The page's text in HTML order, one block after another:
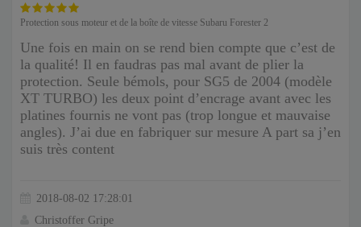
Protection sous moteur et de la boîte de vitesse Subaru Forester 2
Une fois en main on se rend bien compte que c’est de
la qualité! Il en faudras pas mal avant de plier la
protection. Seule bémols, pour SG5 de 2004 (modèle
XT TURBO) les deux point d’encrage avant avec les
platines fournis ne vont pas (trop longue et mauvaise
angles). J’ai due en fabriquer sur mesure A part sa j’en
suis très content
2018-08-02 17:28:01
Christoffer Gripe